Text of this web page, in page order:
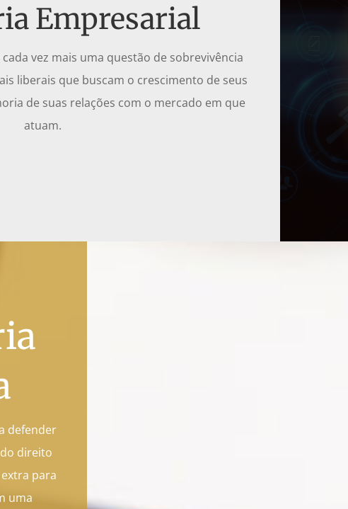
Empresarial
vez mais uma questão de sobrevivência
liberais que buscam o crescimento de seus
de suas relações com o mercado em que
atuam.
defender
direito
para
uma